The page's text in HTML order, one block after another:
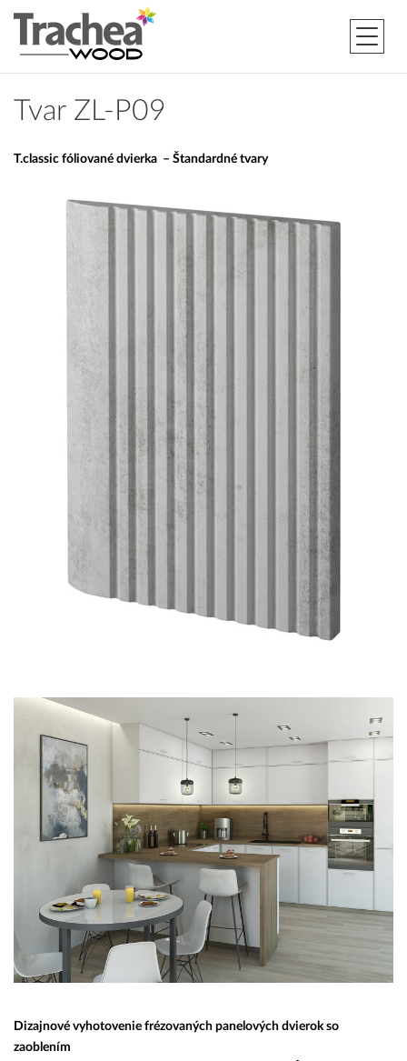
Tvar ZL-P09
T.classic fóliované dvierka – Štandardné tvary
Dizajnové vyhotovenie frézovaných panelových dvierok so
zaoblením